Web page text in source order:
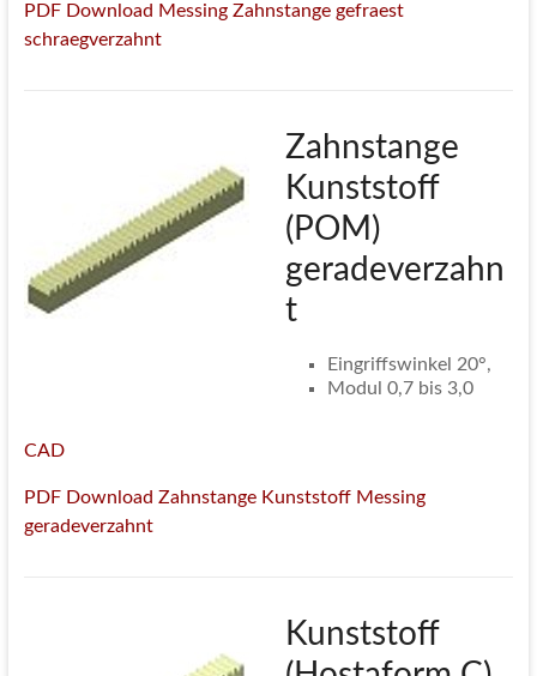
PDF Download Messing Zahnstange gefraest
schraegverzahnt
Zahnstange
Kunststoff
(POM)
geradeverzahn
t
Eingriffswinkel 20°,
Modul 0,7 bis 3,0
CAD
PDF Download Zahnstange Kunststoff Messing
geradeverzahnt
Kunststoff